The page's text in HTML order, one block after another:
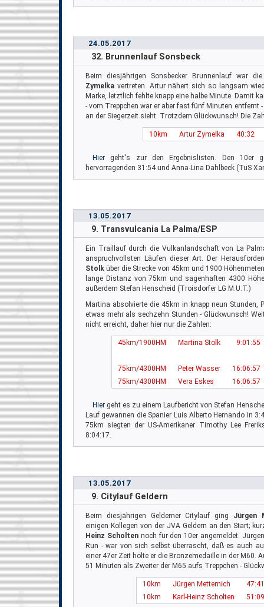
24.05.2017
32. Brunnenlauf Sonsbeck
Beim diesjährigen Sonsbecker Brunnenlauf war
Zymelka vertreten. Artur nähert sich so langsam
Marke, letztlich fehlte knapp eine halbe Minute. Damit
- vom Treppchen war er aber fast fünf Minuten
an der Siegerzeit sieht. Trotzdem Glückwunsch! Die
10km Artur Zymelka 40:32
Hier geht's zur den Ergebnislisten. Den 10er
hervorragenden 31:54 und Anna-Lina Dahlbeck (TuS
13.05.2017
9. Transvulcania La Palma/ESP
Ein Traillauf durch die Vulkanlandschaft von La
anspruchvollsten Läufen dieser Art. Der
Stolk über die Strecke von 45km und 1900
lange Distanz von 75km und sagenhaften 4300
außerdem Stefan Henscheid (Troisdorfer LG M.U.T.)
Martina absolvierte die 45km in knapp neun
etwas mehr als sechzehn Stunden - Glückwunsch!
nicht erreicht, daher hier nur die Zahlen:
45km/1900HM Martina Stolk 9:01:55
75km/4300HM Peter Wasser
16:06:57
75km/4300HM
Vera Eskes 16:06:57
Hier geht es zu einem Laufbericht von Stefan
Lauf gewannen die Spanier Luis Alberto Hernando in
75km siegten der US-Amerikaner Timothy Lee
8:04:17.
13.05.2017
9. Citylauf Geldern
Beim diesjährigen Gelderner Citylauf ging Jürgen
einigen Kollegen von der JVA Geldern an den Start;
Heinz Scholtennoch für den 10er angemeldet.
Run - war von sich selbst überrascht, daß es auch
einer 47er Zeit holte er die Bronzemedaille in der M60.
51 Minuten als Zweiter der M65 aufs Treppchen -
10km Jürgen Metternich
47:41
10km
Karl-Heinz Scholten 51:09